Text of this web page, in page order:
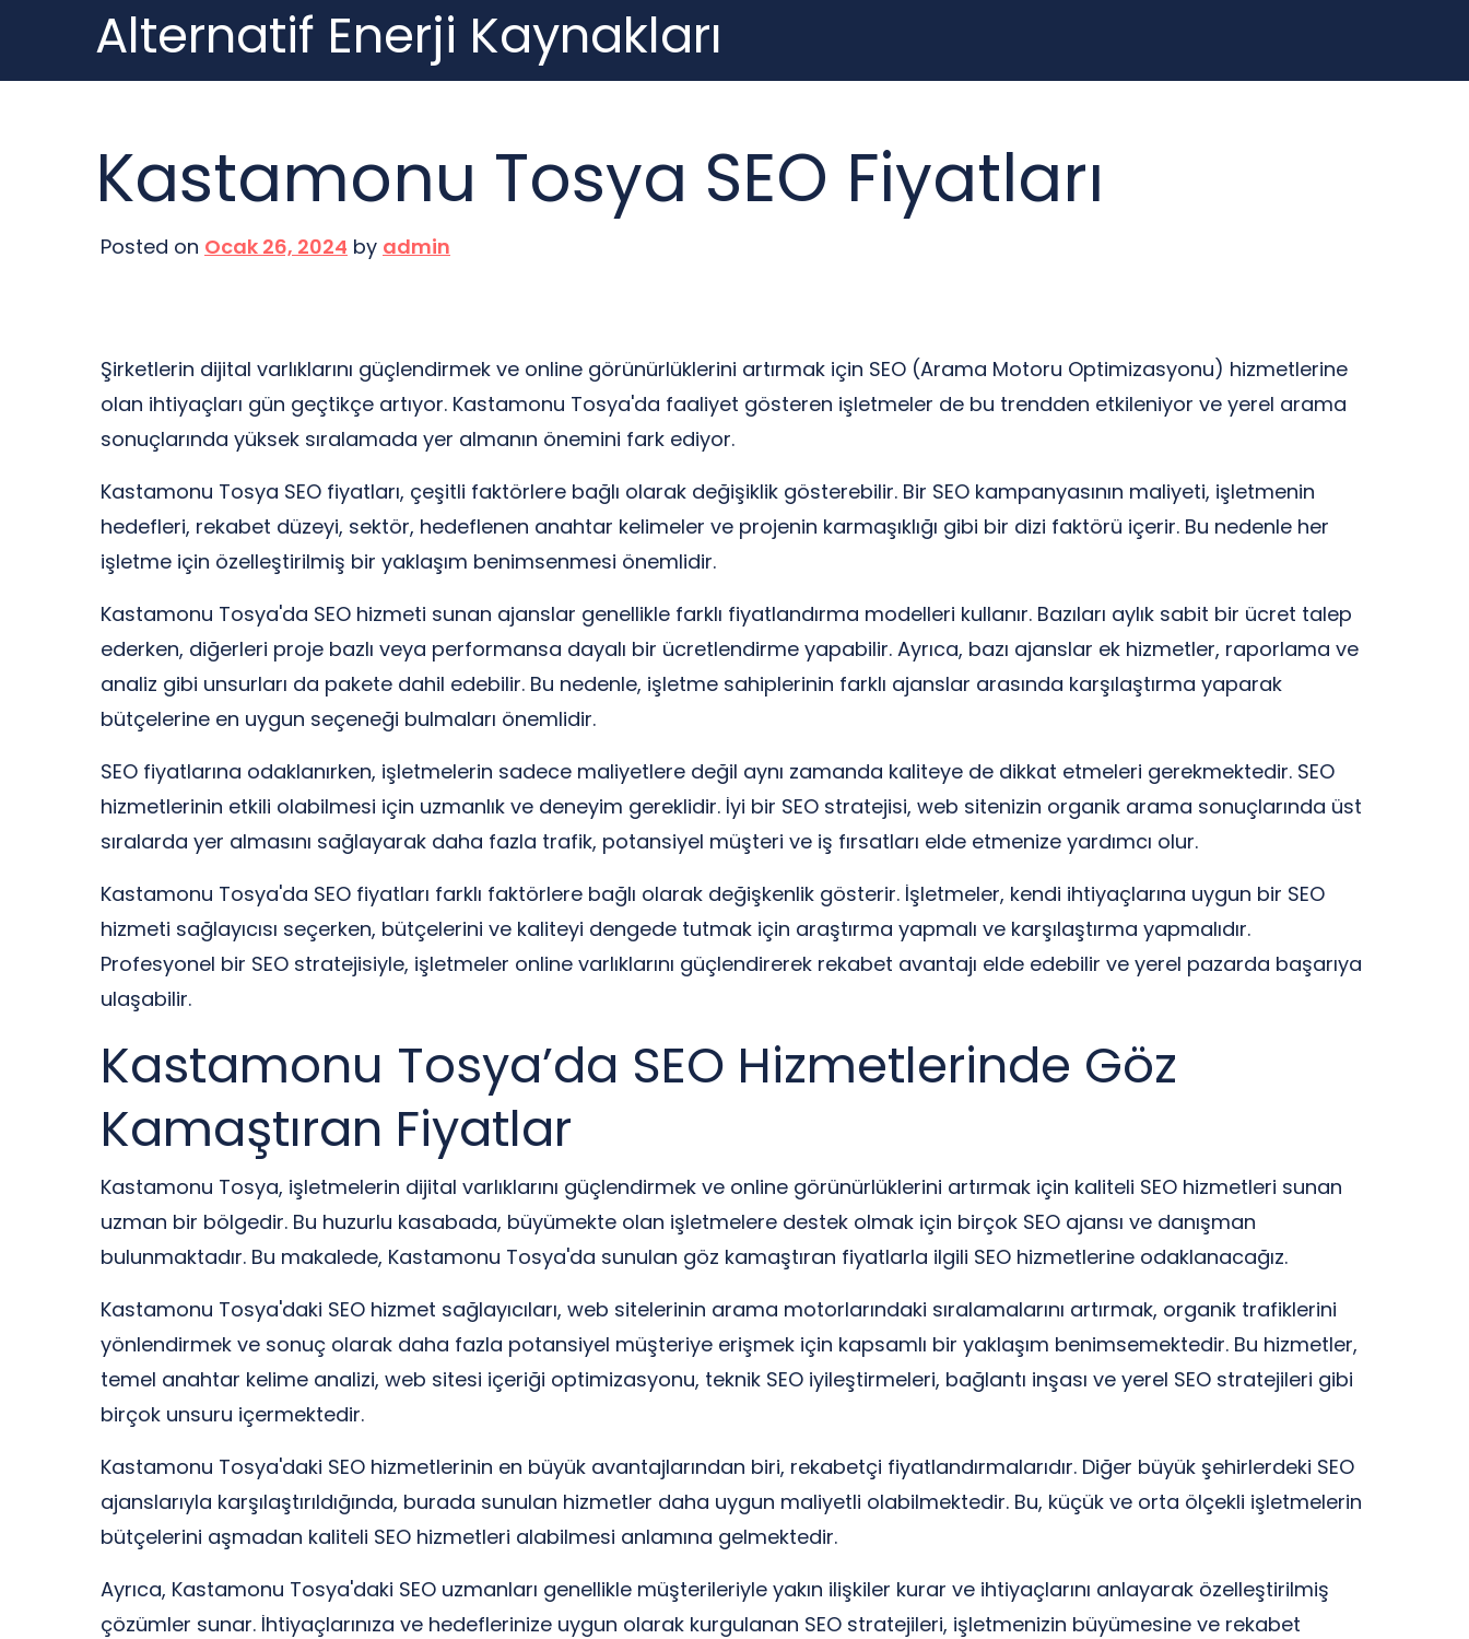
content
Alternatif Enerji Kaynakları
Kastamonu Tosya SEO Fiyatları
Posted on Ocak 26, 2024 by admin
Şirketlerin dijital varlıklarını güçlendirmek ve online görünürlüklerini artırmak için SEO (Arama Motoru Optimizasyonu) hizmetlerine
olan ihtiyaçları gün geçtikçe artıyor. Kastamonu Tosya'da faaliyet gösteren işletmeler de bu trendden etkileniyor ve yerel arama
sonuçlarında yüksek sıralamada yer almanın önemini fark ediyor.
Kastamonu Tosya SEO fiyatları, çeşitli faktörlere bağlı olarak değişiklik gösterebilir. Bir SEO kampanyasının maliyeti, işletmenin
hedefleri, rekabet düzeyi, sektör, hedeflenen anahtar kelimeler ve projenin karmaşıklığı gibi bir dizi faktörü içerir. Bu nedenle her
işletme için özelleştirilmiş bir yaklaşım benimsenmesi önemlidir.
Kastamonu Tosya'da SEO hizmeti sunan ajanslar genellikle farklı fiyatlandırma modelleri kullanır. Bazıları aylık sabit bir ücret talep
ederken, diğerleri proje bazlı veya performansa dayalı bir ücretlendirme yapabilir. Ayrıca, bazı ajanslar ek hizmetler, raporlama ve
analiz gibi unsurları da pakete dahil edebilir. Bu nedenle, işletme sahiplerinin farklı ajanslar arasında karşılaştırma yaparak
bütçelerine en uygun seçeneği bulmaları önemlidir.
SEO fiyatlarına odaklanırken, işletmelerin sadece maliyetlere değil aynı zamanda kaliteye de dikkat etmeleri gerekmektedir. SEO
hizmetlerinin etkili olabilmesi için uzmanlık ve deneyim gereklidir. İyi bir SEO stratejisi, web sitenizin organik arama sonuçlarında üst
sıralarda yer almasını sağlayarak daha fazla trafik, potansiyel müşteri ve iş fırsatları elde etmenize yardımcı olur.
Kastamonu Tosya'da SEO fiyatları farklı faktörlere bağlı olarak değişkenlik gösterir. İşletmeler, kendi ihtiyaçlarına uygun bir SEO
hizmeti sağlayıcısı seçerken, bütçelerini ve kaliteyi dengede tutmak için araştırma yapmalı ve karşılaştırma yapmalıdır.
Profesyonel bir SEO stratejisiyle, işletmeler online varlıklarını güçlendirerek rekabet avantajı elde edebilir ve yerel pazarda başarıya
ulaşabilir.
Kastamonu Tosya’da SEO Hizmetlerinde Göz
Kamaştıran Fiyatlar
Kastamonu Tosya, işletmelerin dijital varlıklarını güçlendirmek ve online görünürlüklerini artırmak için kaliteli SEO hizmetleri sunan
uzman bir bölgedir. Bu huzurlu kasabada, büyümekte olan işletmelere destek olmak için birçok SEO ajansı ve danışman
bulunmaktadır. Bu makalede, Kastamonu Tosya'da sunulan göz kamaştıran fiyatlarla ilgili SEO hizmetlerine odaklanacağız.
Kastamonu Tosya'daki SEO hizmet sağlayıcıları, web sitelerinin arama motorlarındaki sıralamalarını artırmak, organik trafiklerini
yönlendirmek ve sonuç olarak daha fazla potansiyel müşteriye erişmek için kapsamlı bir yaklaşım benimsemektedir. Bu hizmetler,
temel anahtar kelime analizi, web sitesi içeriği optimizasyonu, teknik SEO iyileştirmeleri, bağlantı inşası ve yerel SEO stratejileri gibi
birçok unsuru içermektedir.
Kastamonu Tosya'daki SEO hizmetlerinin en büyük avantajlarından biri, rekabetçi fiyatlandırmalarıdır. Diğer büyük şehirlerdeki SEO
ajanslarıyla karşılaştırıldığında, burada sunulan hizmetler daha uygun maliyetli olabilmektedir. Bu, küçük ve orta ölçekli işletmelerin
bütçelerini aşmadan kaliteli SEO hizmetleri alabilmesi anlamına gelmektedir.
Ayrıca, Kastamonu Tosya'daki SEO uzmanları genellikle müşterileriyle yakın ilişkiler kurar ve ihtiyaçlarını anlayarak özelleştirilmiş
çözümler sunar. İhtiyaçlarınıza ve hedeflerinize uygun olarak kurgulanan SEO stratejileri, işletmenizin büyümesine ve rekabet